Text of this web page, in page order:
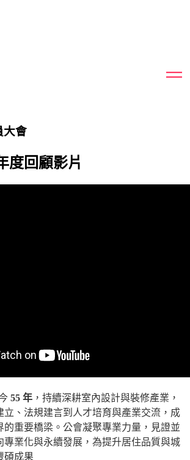
大會
度回顧影片
55 年 ，持續深耕室內設計與裝修產業，
立、法規建言到人才培育與產業交流，成
的重要橋梁。公會凝聚專業力量，見證並
專業化與永續發展，為提升居住品質與城
碩成果